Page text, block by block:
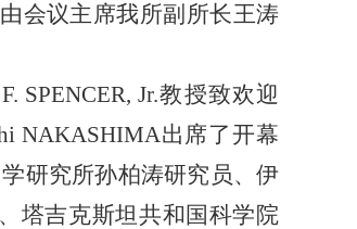
由会议主席我所副所长王涛
Jr.教授致欢迎
NAKASHIMA出席了开幕
研究所孙柏涛研究员、伊
塔吉克斯坦共和国科学院